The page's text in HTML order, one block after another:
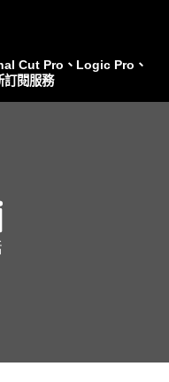
Cut Pro、Logic Pro、
訂閱服務